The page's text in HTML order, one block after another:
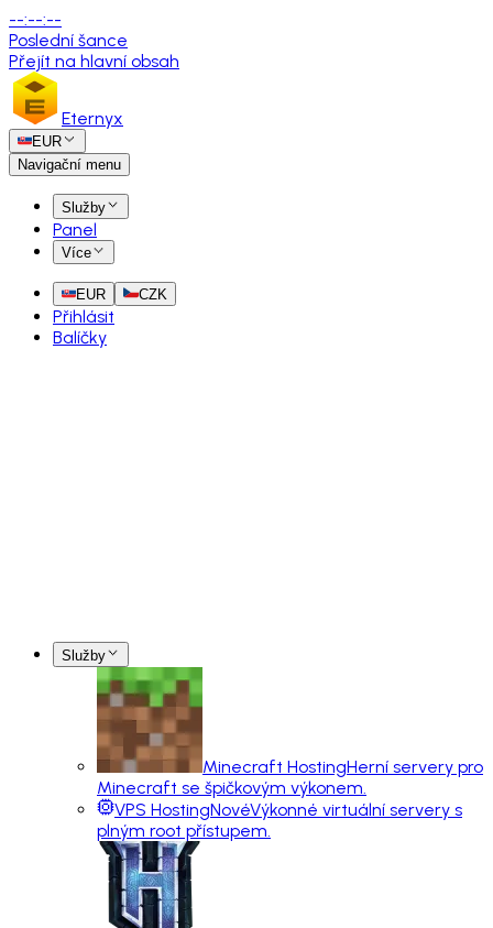
--:--:--
Poslední šance
Přejít na hlavní obsah
Eternyx
EUR
Navigační menu
Služby
Panel
Více
EUR CZK
Přihlásit
Balíčky
Služby
Minecraft HostingHerní servery pro
Minecraft se špičkovým výkonem.
VPS HostingNovéVýkonné virtuální servery s
plným root přístupem.